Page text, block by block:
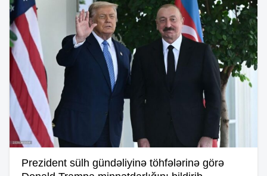
Prezident sülh gündəliyinə töhfələrinə görə